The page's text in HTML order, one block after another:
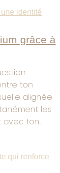
identité
grâce à
ton
alignée
les
ton...
qui renforce